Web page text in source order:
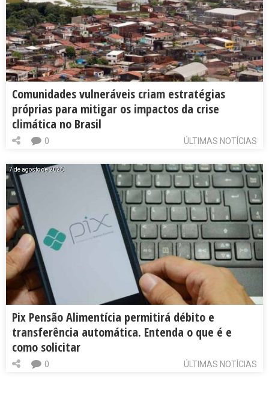
Comunidades vulneráveis criam estratégias
próprias para mitigar os impactos da crise
climática no Brasil
ÚLTIMAS NOTÍCIAS
0
7 de agosto de 2026
Pix Pensão Alimentícia permitirá débito e
transferência automática. Entenda o que é e
como solicitar
ÚLTIMAS NOTÍCIAS
0